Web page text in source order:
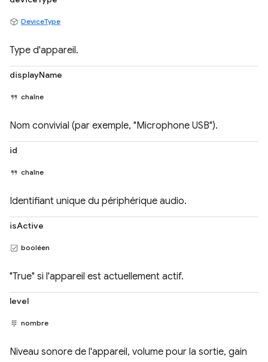
DeviceType
Type d'appareil.
displayName
chaîne
Nom convivial (par exemple, "Microphone USB").
id
chaîne
Identifiant unique du périphérique audio.
isActive
booléen
"True" si l'appareil est actuellement actif.
level
nombre
Niveau sonore de l'appareil, volume pour la sortie, gain